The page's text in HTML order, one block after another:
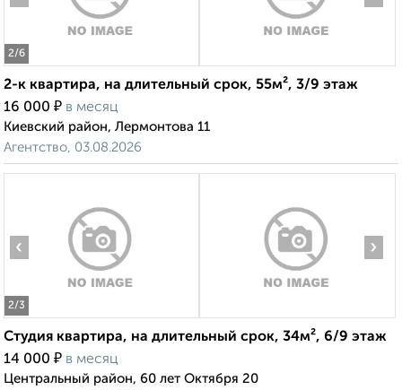
2/6
2-к квартира, на длительный срок, 55м², 3/9 этаж
16 000 ₽ в месяц
Киевский район, Лермонтова 11
Агентство, 03.08.2026
2/3
‹ ›
Студия квартира, на длительный срок, 34м², 6/9 этаж
14 000 ₽ в месяц
Центральный район, 60 лет Октября 20